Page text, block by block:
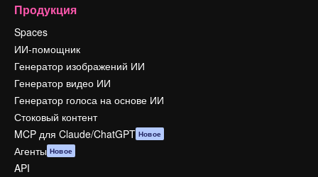
Продукция
Spaces
ИИ-помощник
Генератор изображений ИИ
Генератор видео ИИ
Генератор голоса на основе ИИ
Стоковый контент
MCP для Claude/ChatGPT Новое
Агенты Новое
API